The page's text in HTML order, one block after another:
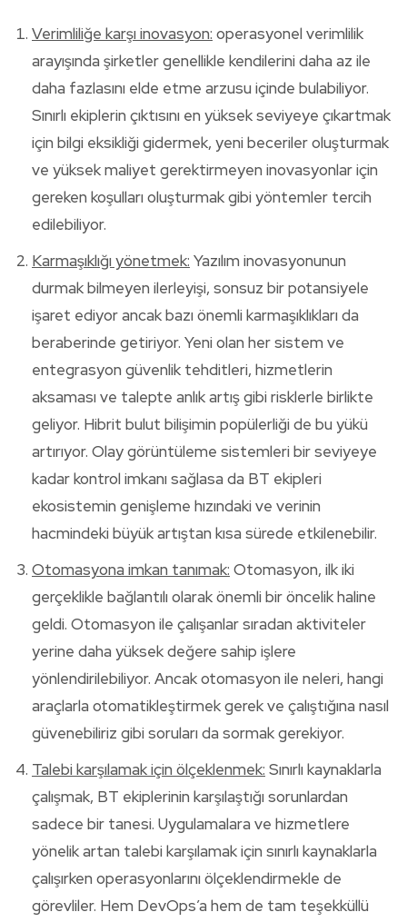
Verimliliğe karşı inovasyon: operasyonel verimlilik
arayışında şirketler genellikle kendilerini daha az ile
daha fazlasını elde etme arzusu içinde bulabiliyor.
Sınırlı ekiplerin çıktısını en yüksek seviyeye çıkartmak
için bilgi eksikliği gidermek, yeni beceriler oluşturmak
ve yüksek maliyet gerektirmeyen inovasyonlar için
gereken koşulları oluşturmak gibi yöntemler tercih
edilebiliyor.
Karmaşıklığı yönetmek: Yazılım inovasyonunun
durmak bilmeyen ilerleyişi, sonsuz bir potansiyele
işaret ediyor ancak bazı önemli karmaşıklıkları da
beraberinde getiriyor. Yeni olan her sistem ve
entegrasyon güvenlik tehditleri, hizmetlerin
aksaması ve talepte anlık artış gibi risklerle birlikte
geliyor. Hibrit bulut bilişimin popülerliği de bu yükü
artırıyor. Olay görüntüleme sistemleri bir seviyeye
kadar kontrol imkanı sağlasa da BT ekipleri
ekosistemin genişleme hızındaki ve verinin
hacmindeki büyük artıştan kısa sürede etkilenebilir.
Otomasyona imkan tanımak: Otomasyon, ilk iki
gerçeklikle bağlantılı olarak önemli bir öncelik haline
geldi. Otomasyon ile çalışanlar sıradan aktiviteler
yerine daha yüksek değere sahip işlere
yönlendirilebiliyor. Ancak otomasyon ile neleri, hangi
araçlarla otomatikleştirmek gerek ve çalıştığına nasıl
güvenebiliriz gibi soruları da sormak gerekiyor.
Talebi karşılamak için ölçeklenmek: Sınırlı kaynaklarla
çalışmak, BT ekiplerinin karşılaştığı sorunlardan
sadece bir tanesi. Uygulamalara ve hizmetlere
yönelik artan talebi karşılamak için sınırlı kaynaklarla
çalışırken operasyonlarını ölçeklendirmekle de
görevliler. Hem DevOps’a hem de tam teşekküllü